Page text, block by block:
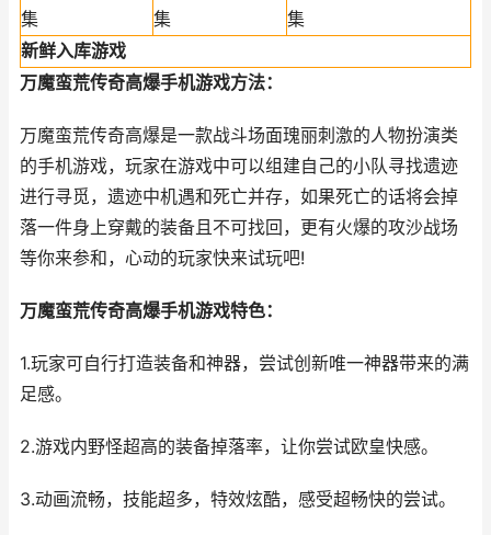
集
集
集
新鲜入库游戏
万魔蛮荒传奇高爆手机游戏方法：
万魔蛮荒传奇高爆是一款战斗场面瑰丽刺激的人物扮演类
的手机游戏，玩家在游戏中可以组建自己的小队寻找遗迹
进行寻觅，遗迹中机遇和死亡并存，如果死亡的话将会掉
落一件身上穿戴的装备且不可找回，更有火爆的攻沙战场
等你来参和，心动的玩家快来试玩吧!
万魔蛮荒传奇高爆手机游戏特色：
1.玩家可自行打造装备和神器，尝试创新唯一神器带来的满
足感。
2.游戏内野怪超高的装备掉落率，让你尝试欧皇快感。
3.动画流畅，技能超多，特效炫酷，感受超畅快的尝试。